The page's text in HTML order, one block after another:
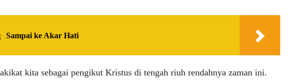
Sampai ke Akar Hati
kita sebagai pengikut Kristus di tengah riuh rendahnya zaman ini.